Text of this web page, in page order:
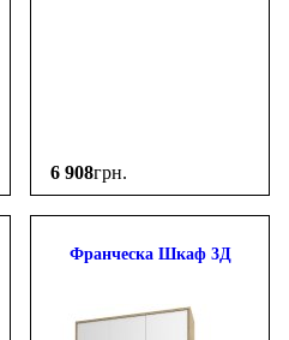
6 908грн.
Франческа Шкаф 3Д